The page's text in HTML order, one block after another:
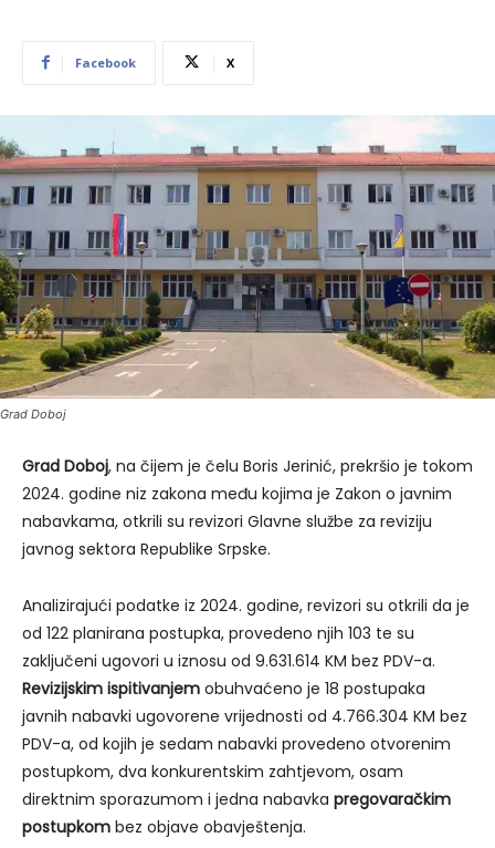
Facebook X
Grad Doboj
Grad Doboj, na čijem je čelu Boris Jerinić, prekršio je tokom
2024. godine niz zakona među kojima je Zakon o javnim
nabavkama, otkrili su revizori Glavne službe za reviziju
javnog sektora Republike Srpske.
Analizirajući podatke iz 2024. godine, revizori su otkrili da je
od 122 planirana postupka, provedeno njih 103 te su
zaključeni ugovori u iznosu od 9.631.614 KM bez PDV-a.
Revizijskim ispitivanjem obuhvaćeno je 18 postupaka
javnih nabavki ugovorene vrijednosti od 4.766.304 KM bez
PDV-a, od kojih je sedam nabavki provedeno otvorenim
postupkom, dva konkurentskim zahtjevom, osam
direktnim sporazumom i jedna nabavka pregovaračkim
postupkom bez objave obavještenja.